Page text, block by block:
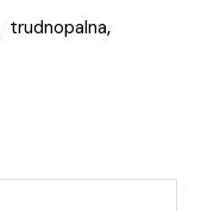
trudnopalna,